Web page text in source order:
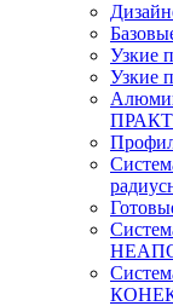
Узкие
Узкие